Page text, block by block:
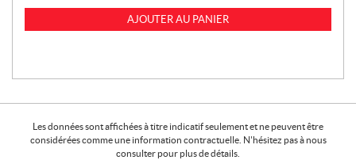
AJOUTER AU PANIER
Les données sont affichées à titre indicatif seulement et ne peuvent être
considérées comme une information contractuelle. N'hésitez pas à nous
consulter pour plus de détails.